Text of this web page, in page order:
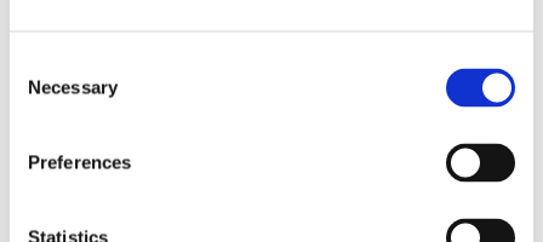
Selection
Necessary
Preferences
Statistics
Runsaasti kuitua, polyfenoleja ja omega-3-
suotuisaa tryptofaanin aineenvaihdunnan tasapainoa
ja edistää siten hyödyllisten indolien, kuten IPA:n,
tuotantoa, joka on merkki mikrobien parantuneesta